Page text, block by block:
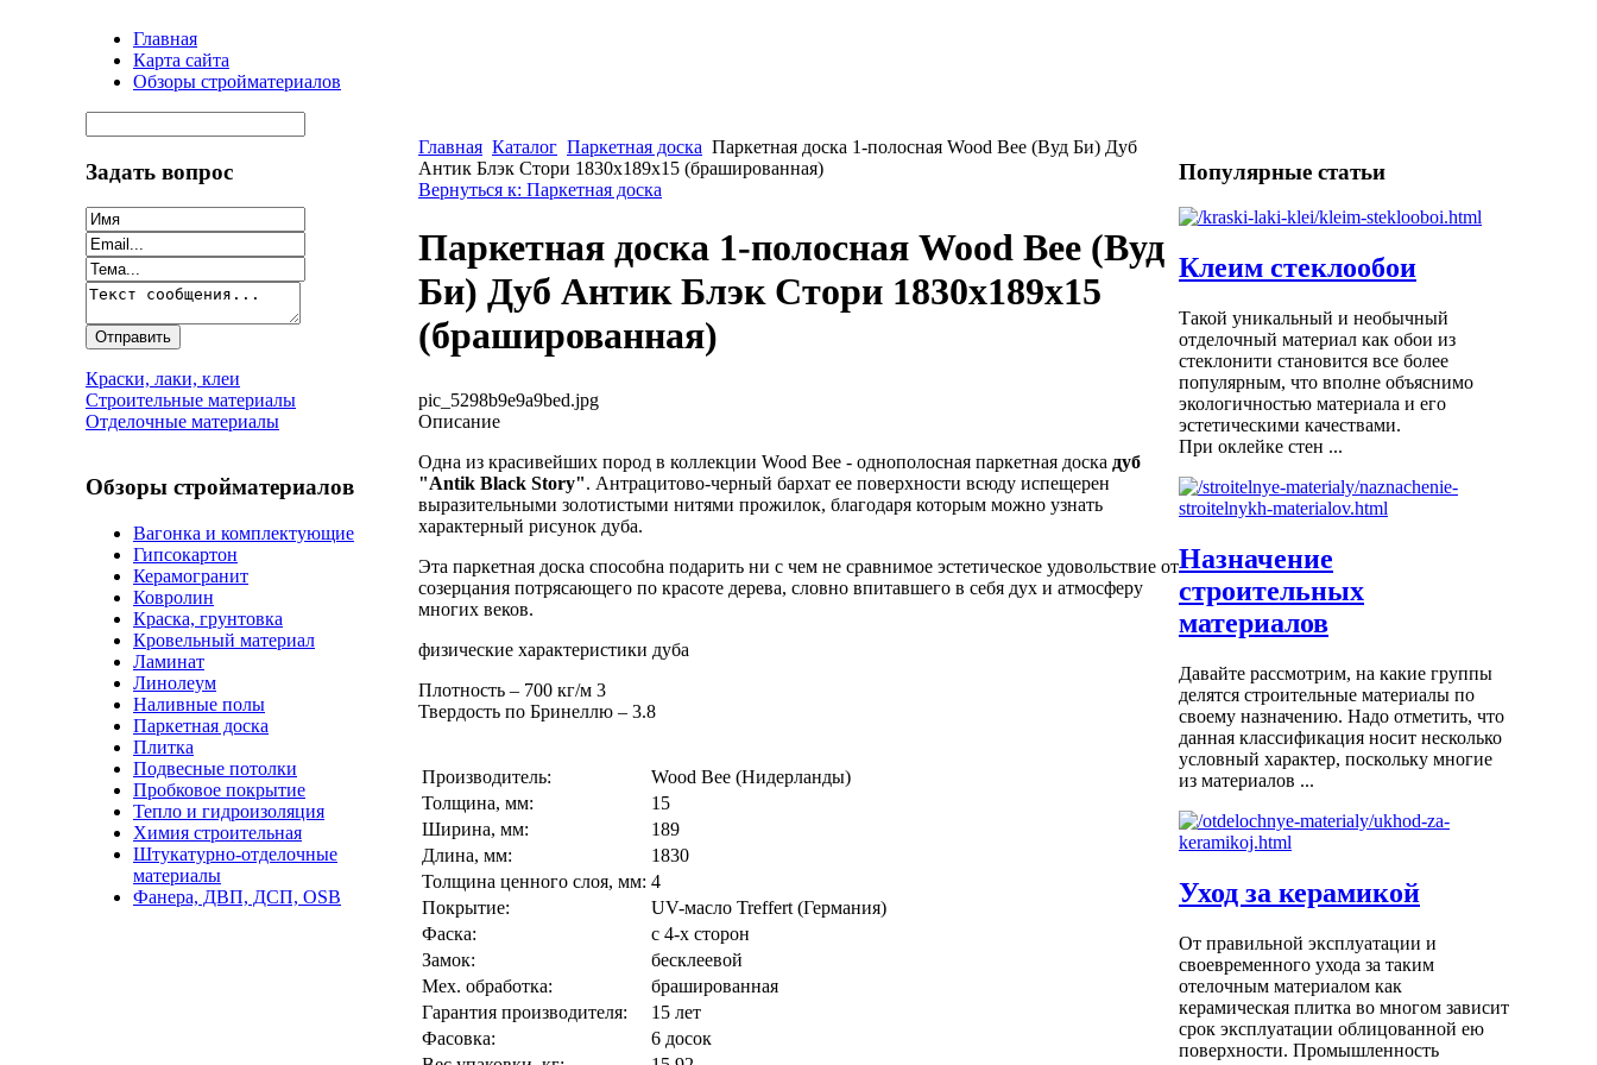
Главная
Карта сайта
Обзоры стройматериалов
Задать вопрос
Краски, лаки, клеи
Строительные материалы
Отделочные материалы
Обзоры стройматериалов
Вагонка и комплектующие
Гипсокартон
Керамогранит
Ковролин
Краска, грунтовка
Кровельный материал
Ламинат
Линолеум
Наливные полы
Паркетная доска
Плитка
Подвесные потолки
Пробковое покрытие
Тепло и гидроизоляция
Химия строительная
Штукатурно-отделочные
материалы
Фанера, ДВП, ДСП, OSB
Главная Каталог Паркетная доска Паркетная доска 1-полосная Wood Bee (Вуд Би) Дуб
Антик Блэк Стори 1830x189x15 (брашированная)
Вернуться к: Паркетная доска
Паркетная доска 1-полосная Wood Bee (Вуд
Би) Дуб Антик Блэк Стори 1830x189x15
(брашированная)
pic_5298b9e9a9bed.jpg
Описание
Одна из красивейших пород в коллекции Wood Bee - однополосная паркетная доска дуб
"Antik Black Story". Антрацитово-черный бархат ее поверхности всюду испещерен
выразительными золотистыми нитями прожилок, благодаря которым можно узнать
характерный рисунок дуба.
Эта паркетная доска способна подарить ни с чем не сравнимое эстетическое удовольствие от
созерцания потрясающего по красоте дерева, словно впитавшего в себя дух и атмосферу
многих веков.
физические характеристики дуба
Плотность – 700 кг/м 3
Твердость по Бринеллю – 3.8
Производитель:
Wood Bee (Нидерланды)
Толщина, мм:
15
Ширина, мм:
189
Длина, мм:
1830
Толщина ценного слоя, мм: 4
Покрытие:
UV-масло Treffert (Германия)
Фаска:
с 4-х сторон
Замок:
бесклеевой
Мех. обработка:
брашированная
Гарантия производителя:
15 лет
Фасовка:
6 досок
Популярные статьи
Клеим стеклообои
Такой уникальный и необычный
отделочный материал как обои из
стеклонити становится все более
популярным, что вполне объяснимо
экологичностью материала и его
эстетическими качествами.
При оклейке стен ...
Назначение
строительных
материалов
Давайте рассмотрим, на какие группы
делятся строительные материалы по
своему назначению. Надо отметить, что
данная классификация носит несколько
условный характер, поскольку многие
из материалов ...
Уход за керамикой
От правильной эксплуатации и
своевременного ухода за таким
отелочным материалом как
керамическая плитка во многом зависит
срок эксплуатации облицованной ею
поверхности. Промышленность